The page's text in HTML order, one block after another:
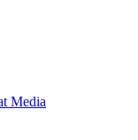
Media